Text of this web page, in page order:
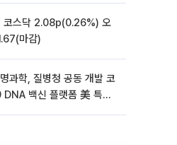
마감)
과학, 질병청 공동 개발 코
DNA 백신 플랫폼 美 특허